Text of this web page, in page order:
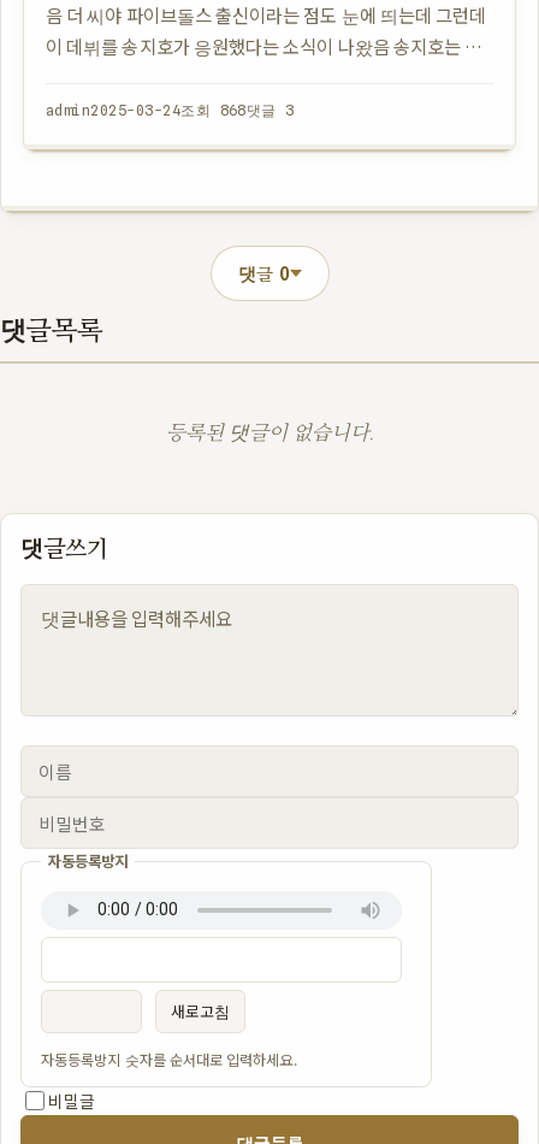
음 더 씨야 파이브돌스 출신이라는 점도 눈에 띄는데 그런데
이 데뷔를 송지호가 응원했다는 소식이 나왔음 송지호는 아
서인은 28일 온라인 음원사이트에 첫 싱글…
admin2025-03-24조회 868댓글 3
댓글 0
댓글목록
등록된 댓글이 없습니다.
댓글쓰기
내용
자동등록방지
새로고침
자동등록방지 숫자를 순서대로 입력하세요.
비밀글